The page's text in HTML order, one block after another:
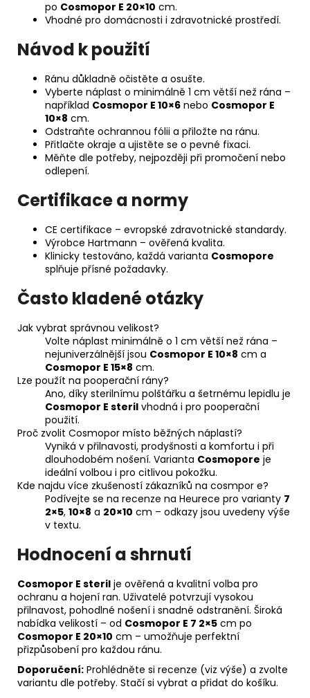
po Cosmopor E 20×10 cm.
Vhodné pro domácnosti i zdravotnické prostředí.
Návod k použití
Ránu důkladně očistěte a osušte.
Vyberte náplast o minimálně 1 cm větší než rána –
například Cosmopor E 10×6 nebo Cosmopor E
10×8 cm.
Odstraňte ochrannou fólii a přiložte na ránu.
Přitlačte okraje a ujistěte se o pevné fixaci.
Měňte dle potřeby, nejpozději při promočení nebo
odlepení.
Certifikace a normy
CE certifikace – evropské zdravotnické standardy.
Výrobce Hartmann – ověřená kvalita.
Klinicky testováno, každá varianta Cosmopore
splňuje přísné požadavky.
Často kladené otázky
Jak vybrat správnou velikost?
Volte náplast minimálně o 1 cm větší než rána –
nejuniverzálnější jsou Cosmopor E 10×8 cm a
Cosmopor E 15×8 cm.
Lze použít na pooperační rány?
Ano, díky sterilnímu polštářku a šetrnému lepidlu je
Cosmopor E steril vhodná i pro pooperační
použití.
Proč zvolit Cosmopor místo běžných náplastí?
Vyniká v přilnavosti, prodyšnosti a komfortu i při
dlouhodobém nošení. Varianta Cosmopore je
ideální volbou i pro citlivou pokožku.
Kde najdu více zkušeností zákazníků na cosmpor e?
Podívejte se na recenze na Heurece pro varianty 7
2×5, 10×8 a 20×10 cm – odkazy jsou uvedeny výše
v textu.
Hodnocení a shrnutí
Cosmopor E steril je ověřená a kvalitní volba pro
ochranu a hojení ran. Uživatelé potvrzují vysokou
přilnavost, pohodlné nošení i snadné odstranění. Široká
nabídka velikostí – od Cosmopor E 7 2×5 cm po
Cosmopor E 20×10 cm – umožňuje perfektní
přizpůsobení pro každou ránu.
Doporučení: Prohlédněte si recenze (viz výše) a zvolte
variantu dle potřeby. Stačí si vybrat a přidat do košíku.